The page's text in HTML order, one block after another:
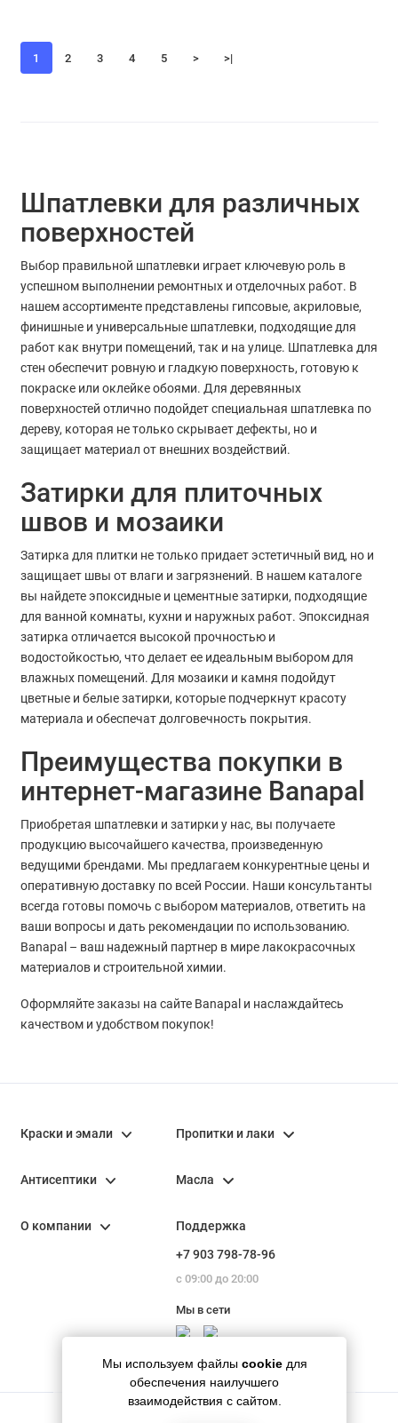
1 2 3 4 5 > >|
Шпатлевки для различных
поверхностей
Выбор правильной шпатлевки играет ключевую роль в
успешном выполнении ремонтных и отделочных работ. В
нашем ассортименте представлены гипсовые, акриловые,
финишные и универсальные шпатлевки, подходящие для
работ как внутри помещений, так и на улице. Шпатлевка для
стен обеспечит ровную и гладкую поверхность, готовую к
покраске или оклейке обоями. Для деревянных
поверхностей отлично подойдет специальная шпатлевка по
дереву, которая не только скрывает дефекты, но и
защищает материал от внешних воздействий.
Затирки для плиточных
швов и мозаики
Затирка для плитки не только придает эстетичный вид, но и
защищает швы от влаги и загрязнений. В нашем каталоге
вы найдете эпоксидные и цементные затирки, подходящие
для ванной комнаты, кухни и наружных работ. Эпоксидная
затирка отличается высокой прочностью и
водостойкостью, что делает ее идеальным выбором для
влажных помещений. Для мозаики и камня подойдут
цветные и белые затирки, которые подчеркнут красоту
материала и обеспечат долговечность покрытия.
Преимущества покупки в
интернет-магазине Banapal
Приобретая шпатлевки и затирки у нас, вы получаете
продукцию высочайшего качества, произведенную
ведущими брендами. Мы предлагаем конкурентные цены и
оперативную доставку по всей России. Наши консультанты
всегда готовы помочь с выбором материалов, ответить на
ваши вопросы и дать рекомендации по использованию.
Banapal – ваш надежный партнер в мире лакокрасочных
материалов и строительной химии.
Оформляйте заказы на сайте Banapal и наслаждайтесь
качеством и удобством покупок!
Мы используем файлы cookie для
обеспечения наилучшего
взаимодействия с сайтом.
Краски и эмали Пропитки и лаки
Антисептики Масла
О компании
Поддержка
+7 903 798-78-96
с 09:00 до 20:00
Мы в сети